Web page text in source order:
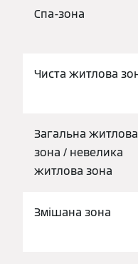
Спа-зона
Чиста житлова
Загальна житлова
зона / невелика
житлова зона
Змішана зона